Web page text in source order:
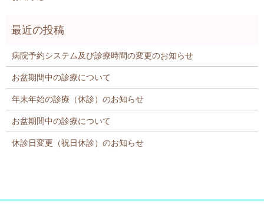
病院予約システム及び診療時間の変更のお知らせ
お盆期間中の診療について
年末年始の診療（休診）のお知らせ
お盆期間中の診療について
休診日変更（祝日休診）のお知らせ